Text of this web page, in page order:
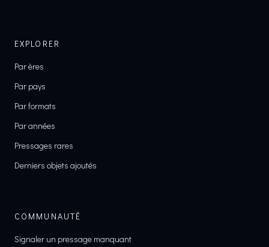
EXPLORER
Par ères
Par pays
Par formats
Par années
Pressages rares
Derniers objets ajoutés
COMMUNAUTÉ
Signaler un pressage manquant